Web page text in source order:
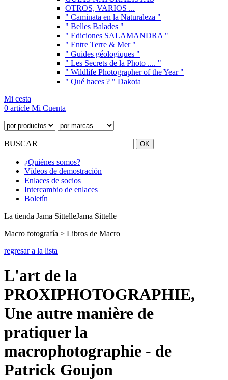
OTROS, VARIOS ...
" Caminata en la Naturaleza "
" Belles Balades "
" Ediciones SALAMANDRA "
" Entre Terre & Mer "
" Guides géologiques "
" Les Secrets de la Photo .... "
" Wildlife Photographer of the Year "
" Qué haces ? " Dakota
Mi cesta
0 article Mi Cuenta
BUSCAR
¿Quiénes somos?
Vídeos de demostración
Enlaces de socios
Intercambio de enlaces
Boletín
La tienda Jama SittelleJama Sittelle
Macro fotografía > Libros de Macro
regresar a la lista
L'art de la
PROXIPHOTOGRAPHIE,
Une autre manière de
pratiquer la
macrophotographie - de
Patrick Goujon